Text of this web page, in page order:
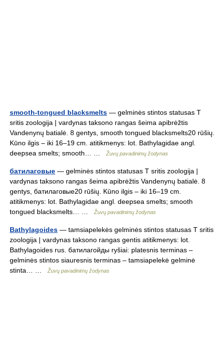
smooth-tongued blacksmelts — gelminės stintos statusas T
sritis zoologija | vardynas taksono rangas šeima apibrėžtis
Vandenynų batialė. 8 gentys, smooth tongued blacksmelts20 rūšių.
Kūno ilgis – iki 16–19 cm. atitikmenys: lot. Bathylagidae angl.
deepsea smelts; smooth… …
Žuvų pavadinimų žodynas
батилаговые — gelminės stintos statusas T sritis zoologija |
vardynas taksono rangas šeima apibrėžtis Vandenynų batialė. 8
gentys, батилаговые20 rūšių. Kūno ilgis – iki 16–19 cm.
atitikmenys: lot. Bathylagidae angl. deepsea smelts; smooth
tongued blacksmelts… …
Žuvų pavadinimų žodynas
Bathylagoides — tamsiapelekės gelminės stintos statusas T sritis
zoologija | vardynas taksono rangas gentis atitikmenys: lot.
Bathylagoides rus. батилагойды ryšiai: platesnis terminas –
gelminės stintos siauresnis terminas – tamsiapelekė gelminė
stinta… …
Žuvų pavadinimų žodynas